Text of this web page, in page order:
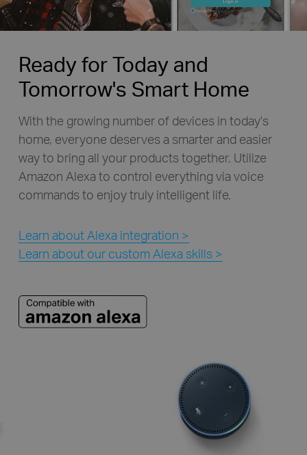
Ready for Today and
Tomorrow's Smart Home
With the growing number of devices in today's
home, everyone deserves a smarter and easier
way to bring all your products together. Utilize
Amazon Alexa to control everything via voice
commands to enjoy truly intelligent life.
Learn about Alexa integration >
Learn about our custom Alexa skills >